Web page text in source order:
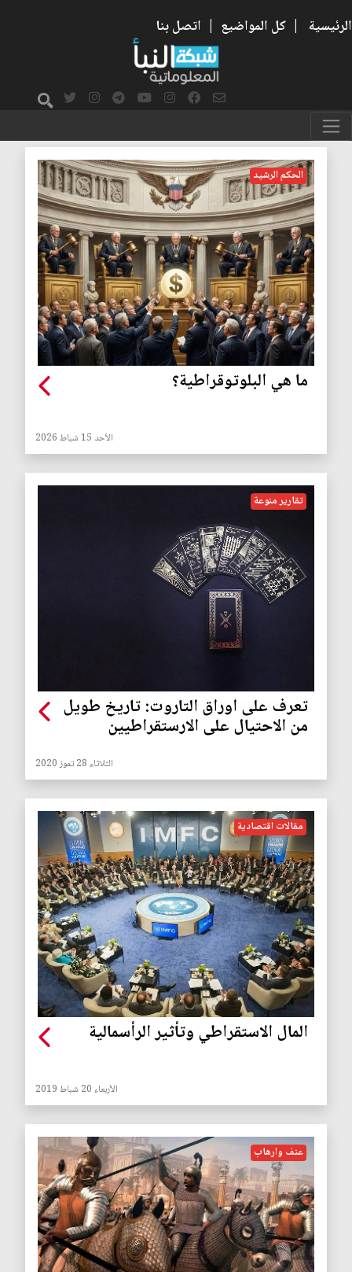
الرئيسية | كل المواضيع | اتصل بنا
الارستقراطية
الحكم الرشيد
ما هي البلوتوقراطية؟
الأحد 15 شباط 2026
تقارير منوعة
تعرف على اوراق التاروت: تاريخ طويل
من الاحتيال على الارستقراطيين
الثلاثاء 28 تموز 2020
مقالات اقتصادية
المال الاستقراطي وتأثير الرأسمالية
الأربعاء 20 شباط 2019
عنف وارهاب